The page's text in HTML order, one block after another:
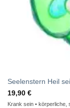
Seelenstern Heil
19,90 €
Krank sein • körperliche,